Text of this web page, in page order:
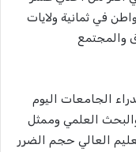
في ثمانية ولايات
والمجتمع
الجامعات اليوم
والبحث العلمي وممثل
العالي حجم الضرر